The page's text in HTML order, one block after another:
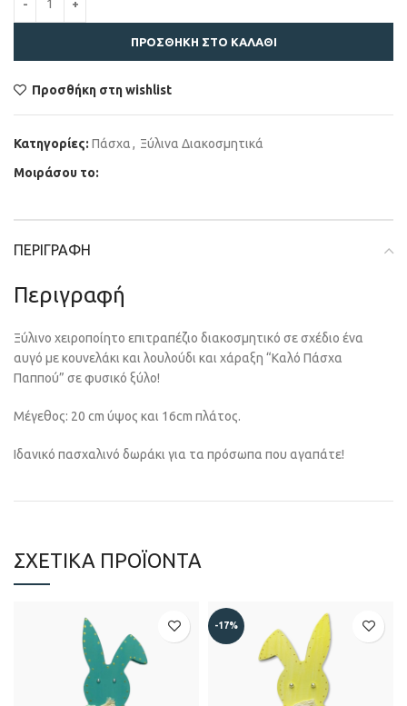
ΠΡΟΣΘΉΚΗ ΣΤΟ ΚΑΛΆΘΙ
Προσθήκη στη wishlist
Κατηγορίες: Πάσχα, Ξύλινα Διακοσμητικά
Μοιράσου το:
ΠΕΡΙΓΡΑΦΉ
Περιγραφή
Ξύλινο χειροποίητο επιτραπέζιο διακοσμητικό σε σχέδιο ένα
αυγό με κουνελάκι και λουλούδι και χάραξη “Καλό Πάσχα
Παππού” σε φυσικό ξύλο!
Μέγεθος: 20 cm ύψος και 16cm πλάτος.
Ιδανικό πασχαλινό δωράκι για τα πρόσωπα που αγαπάτε!
ΣΧΕΤΙΚΆ ΠΡΟΪΌΝΤΑ
-17%